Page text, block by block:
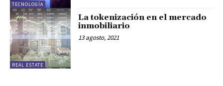
TECNOLOGÍA
REAL ESTATE
La tokenización en el mercado
inmobiliario
13 agosto, 2021